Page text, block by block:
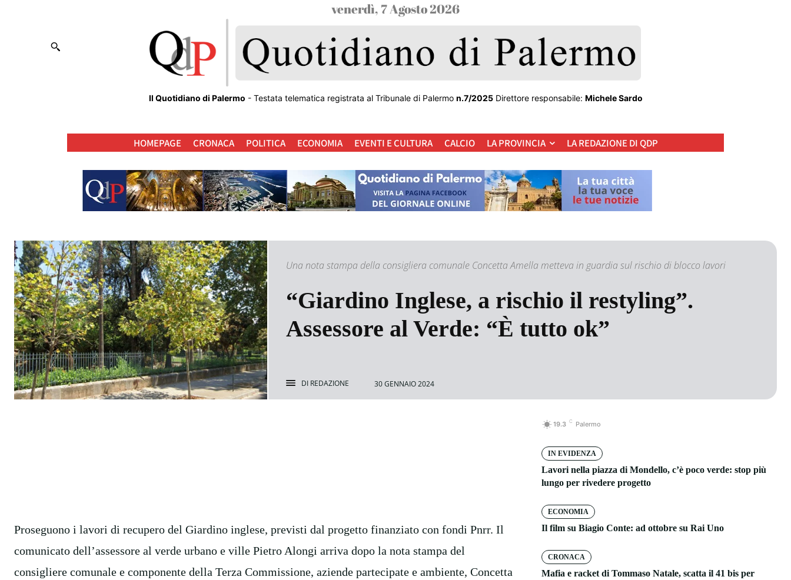
venerdì, 7 Agosto 2026
Il Quotidiano di Palermo - Testata telematica registrata al Tribunale di Palermo n.7/2025Direttore responsabile: Michele Sardo
HOMEPAGE CRONACA POLITICA ECONOMIA EVENTI E CULTURA CALCIO LA PROVINCIA LA REDAZIONE DI QDP
Una nota stampa della consigliera comunale Concetta Amella metteva in guardia sul rischio di blocco lavori
“Giardino Inglese, a rischio il restyling”.
Assessore al Verde: “È tutto ok”
DI REDAZIONE 30 GENNAIO 2024
Proseguono i lavori di recupero del Giardino inglese, previsti dal progetto finanziato con fondi Pnrr. Il
comunicato dell’assessore al verde urbano e ville Pietro Alongi arriva dopo la nota stampa del
consigliere comunale e componente della Terza Commissione, aziende partecipate e ambiente, Concetta
19.3 C Palermo
IN EVIDENZA
Lavori nella piazza di Mondello, c’è poco verde: stop più
lungo per rivedere progetto
ECONOMIA
Il film su Biagio Conte: ad ottobre su Rai Uno
CRONACA
Mafia e racket di Tommaso Natale, scatta il 41 bis per